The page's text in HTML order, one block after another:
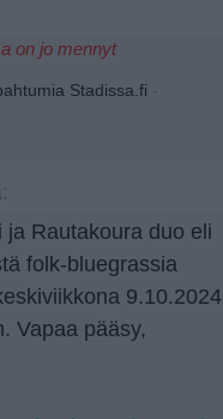
on jo mennyt
Stadissa.fi -
ja Rautakoura duo eli
folk-bluegrassia
9.10.2024
Vapaa pääsy,